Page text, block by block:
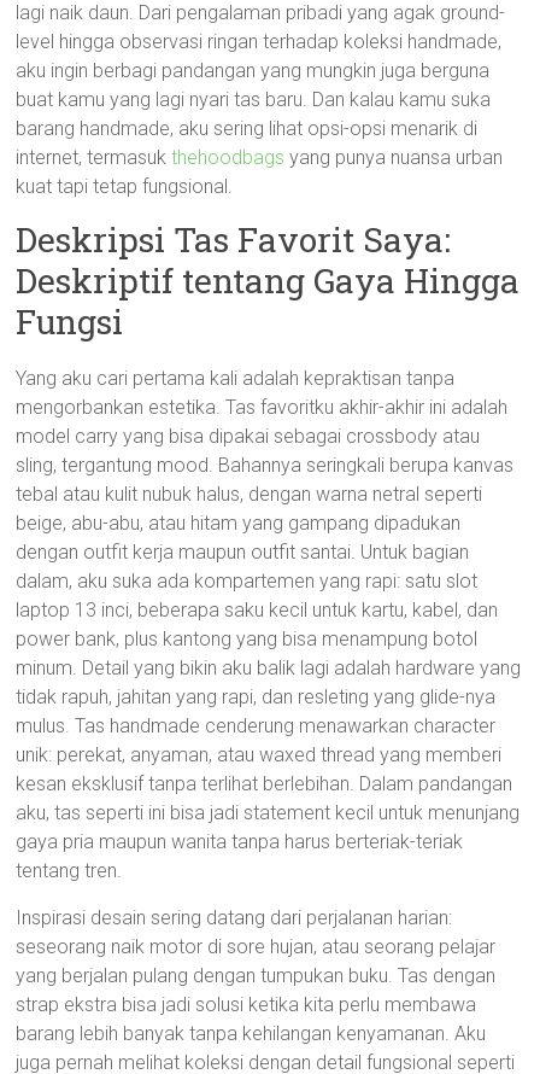
lagi naik daun. Dari pengalaman pribadi yang agak ground-
level hingga observasi ringan terhadap koleksi handmade,
aku ingin berbagi pandangan yang mungkin juga berguna
buat kamu yang lagi nyari tas baru. Dan kalau kamu suka
barang handmade, aku sering lihat opsi-opsi menarik di
internet, termasukthehoodbags yang punya nuansa urban
kuat tapi tetap fungsional.
Deskripsi Tas Favorit Saya:
Deskriptif tentang Gaya Hingga
Fungsi
Yang aku cari pertama kali adalah kepraktisan tanpa
mengorbankan estetika. Tas favoritku akhir-akhir ini adalah
model carry yang bisa dipakai sebagai crossbody atau
sling, tergantung mood. Bahannya seringkali berupa kanvas
tebal atau kulit nubuk halus, dengan warna netral seperti
beige, abu-abu, atau hitam yang gampang dipadukan
dengan outfit kerja maupun outfit santai. Untuk bagian
dalam, aku suka ada kompartemen yang rapi: satu slot
laptop 13 inci, beberapa saku kecil untuk kartu, kabel, dan
power bank, plus kantong yang bisa menampung botol
minum. Detail yang bikin aku balik lagi adalah hardware yang
tidak rapuh, jahitan yang rapi, dan resleting yang glide-nya
mulus. Tas handmade cenderung menawarkan character
unik: perekat, anyaman, atau waxed thread yang memberi
kesan eksklusif tanpa terlihat berlebihan. Dalam pandangan
aku, tas seperti ini bisa jadi statement kecil untuk menunjang
gaya pria maupun wanita tanpa harus berteriak-teriak
tentang tren.
Inspirasi desain sering datang dari perjalanan harian:
seseorang naik motor di sore hujan, atau seorang pelajar
yang berjalan pulang dengan tumpukan buku. Tas dengan
strap ekstra bisa jadi solusi ketika kita perlu membawa
barang lebih banyak tanpa kehilangan kenyamanan. Aku
juga pernah melihat koleksi dengan detail fungsional seperti